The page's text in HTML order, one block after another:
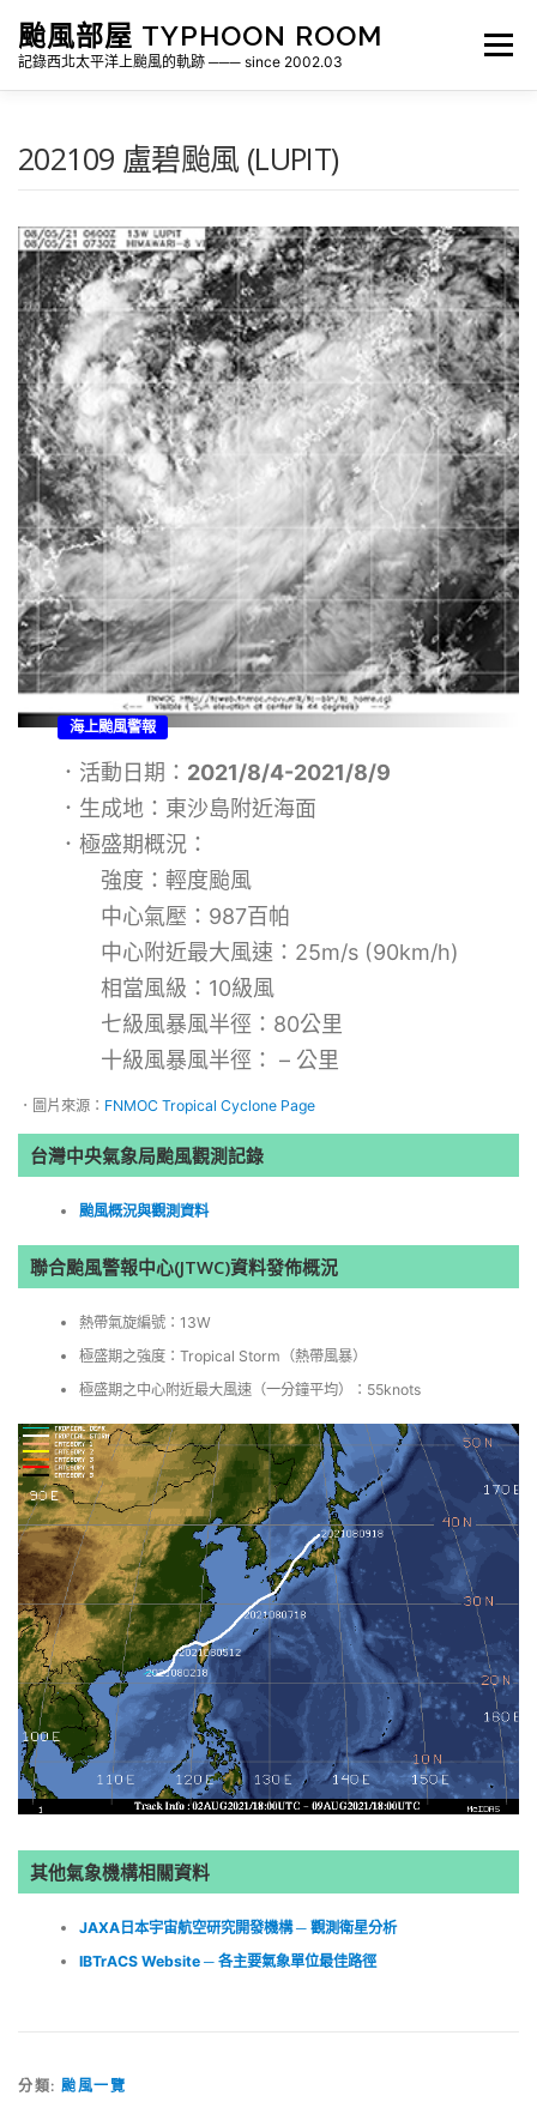
颱風部屋 TYPHOON ROOM
記錄西北太平洋上颱風的軌跡 ─── since 2002.03
選單
各地瞬間風速紀錄 侵台颱風新聞剪報 氣象相關資源
202109 盧碧颱風 (LUPIT)
海上颱風警報
．活動日期： 2021/8/4-2021/8/9
．生成地：東沙島附近海面
．極盛期概況：
強度：輕度颱風
中心氣壓：987百帕
中心附近最大風速：25m/s (90km/h)
相當風級：10級風
七級風暴風半徑：80公里
十級風暴風半徑： – 公里
．圖片來源： FNMOC Tropical Cyclone Page
台灣中央氣象局颱風觀測記錄
颱風概況與觀測資料
聯合颱風警報中心(JTWC)資料發佈概況
熱帶氣旋編號：13W
極盛期之強度：Tropical Storm（熱帶風暴）
極盛期之中心附近最大風速（一分鐘平均）：55knots
其他氣象機構相關資料
JAXA日本宇宙航空研究開發機構 ─ 觀測衛星分析
IBTrACS Website ─ 各主要氣象單位最佳路徑
分類: 颱風一覽